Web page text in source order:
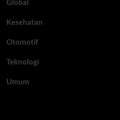
Global
Kesehatan
Otomotif
Teknologi
Umum